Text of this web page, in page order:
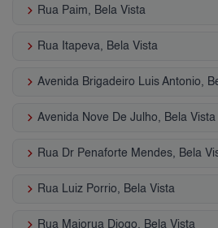
keyboard_arrow_right Rua Paim, Bela Vista
keyboard_arrow_right Rua Itapeva, Bela Vista
keyboard_arrow_right Avenida Brigadeiro Luis Antonio,
keyboard_arrow_right Avenida Nove De Julho, Bela Vista
keyboard_arrow_right Rua Dr Penaforte Mendes, Bela
keyboard_arrow_right Rua Luiz Porrio, Bela Vista
Rua Majorua Diogo, Bela Vista